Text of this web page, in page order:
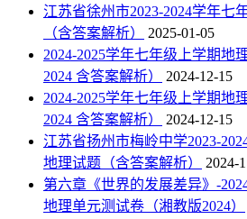
江苏省徐州市2023-2024学年七
（含答案解析）
2025-01-05
2024-2025学年七年级上学期地
2024 含答案解析）
2024-12-15
2024-2025学年七年级上学期地
2024 含答案解析）
2024-12-15
江苏省扬州市梅岭中学2023-
地理试题（含答案解析）
2024-
第六章《世界的发展差异》-
地理单元测试卷（湘教版2024）